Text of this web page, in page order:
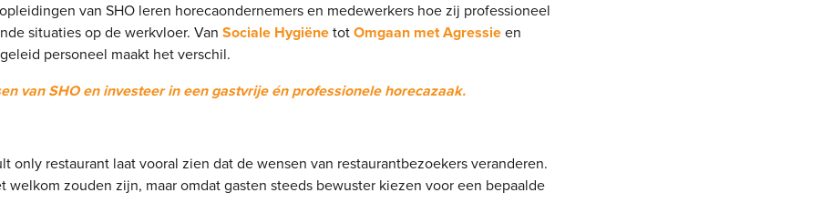
van SHO leren horecaondernemers en medewerkers hoe zij professioneel
situaties op de werkvloer. Van Sociale Hygiëne tot Omgaan met Agressie en
personeel maakt het verschil.
van SHO en investeer in een gastvrije én professionele horecazaak.
only restaurant laat vooral zien dat de wensen van restaurantbezoekers veranderen.
welkom zouden zijn, maar omdat gasten steeds bewuster kiezen voor een bepaalde